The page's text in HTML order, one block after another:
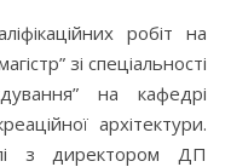
зі спеціальності
на кафедрі
архітектури.
з директором ДП